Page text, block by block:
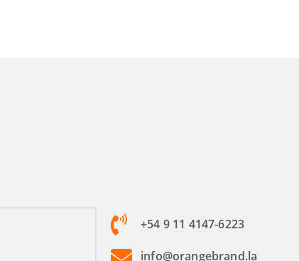
+54 9 11 4147-6223
info@orangebrand.la